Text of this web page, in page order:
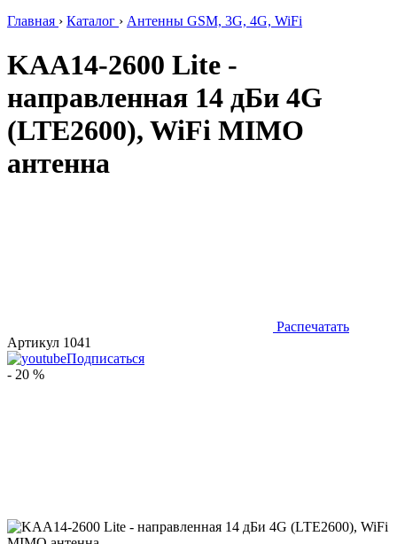
Главная › Каталог › Антенны GSM, 3G, 4G, WiFi
KAA14-2600 Lite -
направленная 14 дБи 4G
(LTE2600), WiFi MIMO
антенна
Распечатать
Артикул 1041
Подписаться
- 20 %